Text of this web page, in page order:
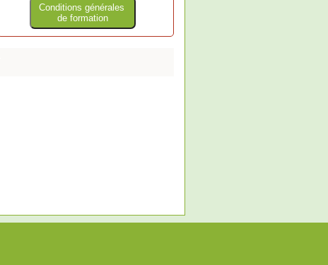
Conditions générales
de formation